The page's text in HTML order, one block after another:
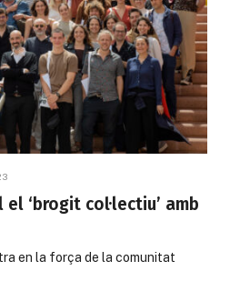
‘brogit col·lectiu’ amb
en la força de la comunitat